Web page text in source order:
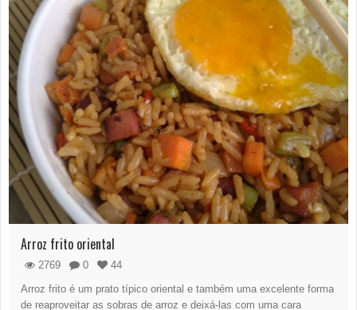
Arroz frito oriental
2769 0
44
Arroz frito é um prato típico oriental e também uma excelente forma
de reaproveitar as sobras de arroz e deixá-las com uma cara